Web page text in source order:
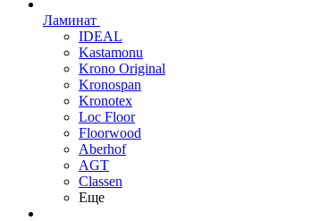
Ламинат
IDEAL
Kastamonu
Krono Original
Kronospan
Kronotex
Loc Floor
Floorwood
Aberhof
AGT
Classen
Еще